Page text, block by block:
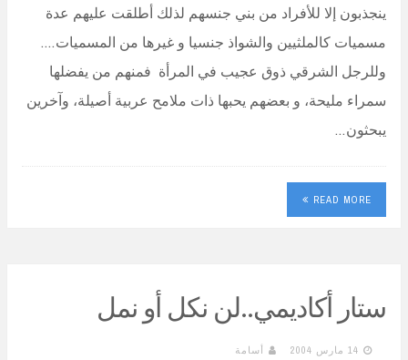
ينجذبون إلا للأفراد من بني جنسهم لذلك أطلقت عليهم عدة
مسميات كالملثيين والشواذ جنسيا و غيرها من المسميات….
وللرجل الشرقي ذوق عجيب في المرأة فمنهم من يفضلها
سمراء مليحة، و بعضهم يحبها ذات ملامح عربية أصيلة، وآخرين
يبحثون…
READ MORE
ستار أكاديمي..لن نكل أو نمل
14 مارس 2004 أسامة